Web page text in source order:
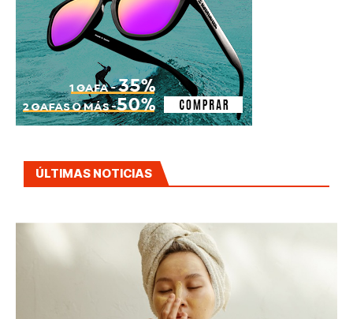
ÚLTIMAS NOTICIAS